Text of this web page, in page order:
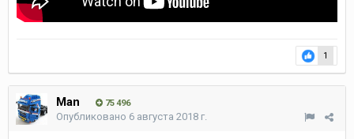
1
Man 75 496
Опубликовано 6 августа 2018 г.